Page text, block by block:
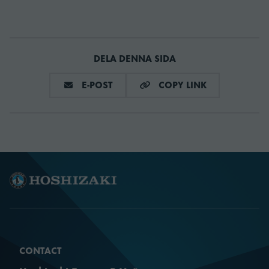
5
DELA DENNA SIDA
E-POSTDELA VIA E-MAILCOPY LINKCOPY LINK
CONTACT